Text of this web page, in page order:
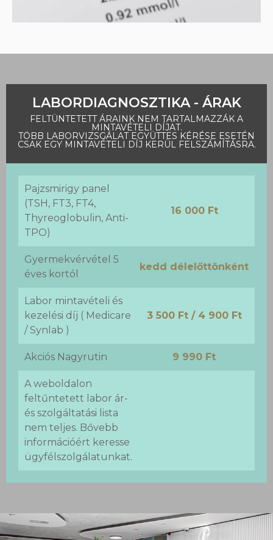
LABORDIAGNOSZTIKA - ÁRAK
FELTÜNTETETT ÁRAINK NEM TARTALMAZZÁK A
MINTAVÉTELI DÍJAT.
TÖBB LABORVIZSGÁLAT EGYÜTTES KÉRÉSE ESETÉN
CSAK EGY MINTAVÉTELI DÍJ KERÜL FELSZÁMÍTÁSRA.
Pajzsmirigy panel
(TSH, FT3, FT4,
Thyreoglobulin, Anti-
TPO)
16 000 Ft
Gyermekvérvétel 5
éves kortól
kedd délelőttönként
Labor mintavételi és
kezelési díj ( Medicare
/ Synlab )
3 500 Ft / 4 900 Ft
Akciós Nagyrutin 9 990 Ft
A weboldalon
feltűntetett labor ár-
és szolgáltatási lista
nem teljes. Bővebb
információért keresse
ügyfélszolgálatunkat.